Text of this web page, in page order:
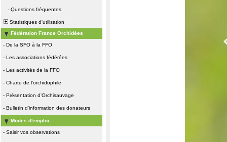
- Questions fréquentes
Statistiques d'utilisation
Fédération France Orchidées
- De la SFO à la FFO
- Les associations fédérées
- Les activités de la FFO
- Charte de l'orchidophile
- Présentation d'Orchisauvage
- Bulletin d'information des donateurs
Modes d'emploi
- Saisir vos observations